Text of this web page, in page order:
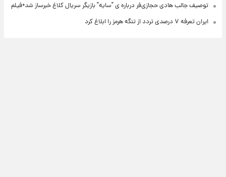
توصیف جالب هادی حجازی‌فر درباره ی "سایه" بازیگر سریال کلاغ خبرساز شد+فیلم
ایران تعرفه ۷ درصدی تردد از تنگه هرمز را ابلاغ کرد